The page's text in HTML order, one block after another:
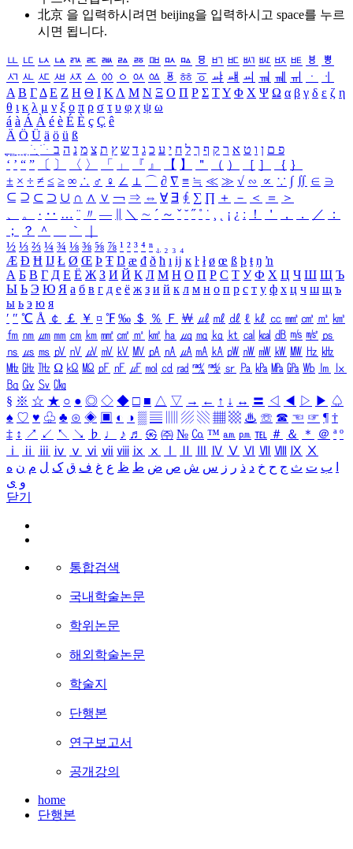
北京 을 입력하시려면 beijing을 입력하시고 space를 누르
시면 됩니다.
ㅥ ㅦ ㅧ ㅨ ㅩ ㅪ ㅫ ㅬ ㅭ ㅮ ㅯ ㅰ ㅱ ㅲ ㅳ ㅴ ㅵ ㅶ ㅷ ㅸ
ㅹ
ㅺ ㅻ ㅼ ㅽ ㅾ ㅿ ㆀ ㆁ ㆂ ㆃ ㆄ ㆅ ㆆ ㆇ ㆈ ㆉ ㆊ ㆋ ㆌ ㆍ
ㆎ
Α Β ΓΔ Ε Ζ Η Θ Ι ΚΛ Μ Ν Ξ Ο Π Ρ Σ ΤΥ Φ Χ Ψ Ω α β γ δ ε ζ η
θ ι κ λ μ ν ξ ο π ρ σ τ υ φ χ ψ ω
á à Á À é è É È ç Ç ê
Ä Ö Ü ä ö ü ß
ִֶֹ ֻּ ׁׂ פ ם ן ו ט א ר ק ף ך ל ח י ע כ ג ד ש ץ ת צ מ נ ה ב
‘ ’ “ ” 〔 〕 〈 〉 「 」 『 』 【 】 ＂ （ ） ［ ］ ｛ ｝
± × ÷ ≠ ≤ ≥ ∞ ∴ ♂ ♀ ∠ ⊥ ⌒ ∂ ∇ ≡ ≒ ≪ ≫ √ ∽ ∝ ∵ ∫ ∬ ∈ ∋
⊆ ⊇ ⊂ ⊃ ∪ ∩ ∧ ∨ ￢ ⇒ ⇔ ∀ ∃ ∮ ∑ ∏ ＋ － ＜ ＝
＞
、
。 · ‥ … ¨ 〃 ― ＼ ∼ ´ ～ ˇ ˘ ˝ ˚ ˙ ¸ ¡ ¿ ː ！ ＇ ， ． ／
：
；
？ ＾ ｀
½ ⅓ ⅔ ¼ ¾ ⅛ ⅜ ⅝ ⅞ ¹ ² ³ ⁴ ⁿ ₁ ₂ ₃ ₄
Æ Ð Ħ Ĳ Ł Ø Œ Þ Ŧ Ŋ æ đ ð ħ ı ĳ ĸ ŀ ł ø œ ß þ ŧ ŋ ŉ
А Б В Г Д Е Ё Ж З И Й К Л М Н О П Р С Т У Ф Х Ц Ч Ш Щ Ъ
Ы Ь Э Ю Я а б в г д е ё ж з и й к л м н о п р с т у ф х ц ч ш щ ъ
ы ь э ю я
′ ″ ℃ Å ￠ ￡ ￥ ¤ ℉ ‰ ＄ ％ Ｆ ￦ ㎕ ㎖ ㎗ ℓ ㎘ ㏄ ㎣ ㎤ ㎥ ㎦
㎙ ㎚ ㎛ ㎜ ㎝ ㎞ ㎟ ㎠ ㎡ ㎢ ㏊ ㎍ ㎎ ㎏ ㏏ ㎈ ㎉ ㏈ ㎧ ㎨ ㎰
㎱ ㎲ ㎳ ㎴ ㎵ ㎶ ㎷ ㎸ ㎹ ㎀ ㎁ ㎂ ㎃ ㎄ ㎺ ㎻ ㎽ ㎾ ㎿ ㎐ ㎑
㎒ ㎓ ㎔ Ω ㏀ ㏁ ㎊ ㎋ ㎌ ㏖ ㏅ ㎭ ㎮ ㎯ ㏛ ㎩ ㎪ ㎫ ㎬ ㏝ ㏐
㏓
㏃ ㏉ ㏜ ㏆
§ ※ ☆ ★ ○ ● ◎ ◇ ◆ □ ■ △ ▽ → ← ↑ ↓ ↔ 〓 ◁ ◀ ▷ ▶ ♤
♠ ♡ ♥ ♧ ♣ ⊙ ◈ ▣ ◐ ◑ ▒ ▤ ▨ ▧ ▦ ▩ ♨ ☏ ☎ ☜ ☞ ¶ †
‡ ↕ ↗ ↙ ↖ ↘ ♭ ♩ ♪ ♬ ㉿ ㈜ № ㏇ ™ ㏂ ㏘ ℡ ＃ ＆ ＊ ＠ ª º
ⅰ
ⅱ ⅲ ⅳ ⅴ ⅵ ⅶ ⅷ ⅸ ⅹ Ⅳ Ⅴ Ⅵ Ⅶ Ⅷ Ⅸ Ⅹ
ب ت ث ج ح خ د ذ ر ز س ش ص ض ط ظ ع غ ف ق ک ل م ن ه
و ی
닫기
통합검색
국내학술논문
학위논문
해외학술논문
학술지
단행본
연구보고서
공개강의
home
단행본